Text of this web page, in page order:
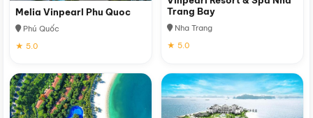
Melia Vinpearl Phu Quoc
Phú Quốc
★ 5.0
Trang Bay
Nha Trang
★ 5.0